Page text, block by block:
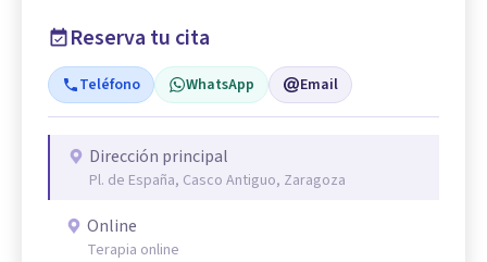
Reserva tu cita
Teléfono WhatsApp Email
Dirección principal
Pl. de España, Casco Antiguo, Zaragoza
Online
Terapia online